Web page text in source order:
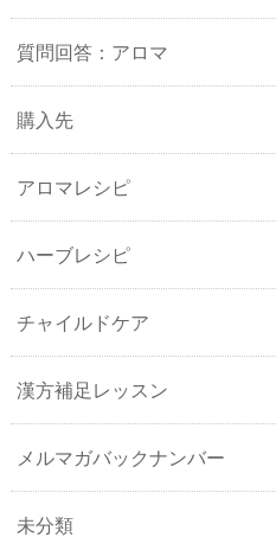
質問回答：アロマ
購入先
アロマレシピ
ハーブレシピ
チャイルドケア
漢方補足レッスン
メルマガバックナンバー
未分類